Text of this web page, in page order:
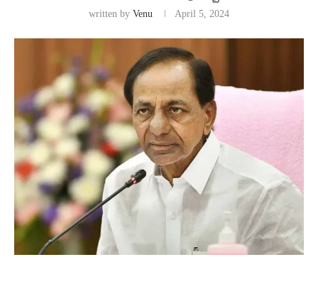
written by Venu April 5, 2024